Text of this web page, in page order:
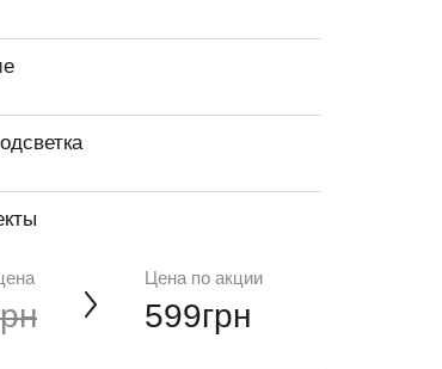
Цена по акции
599грн